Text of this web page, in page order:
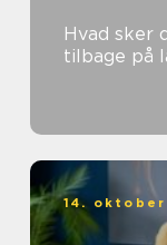
Hvad sker
tilbage på
14. oktober